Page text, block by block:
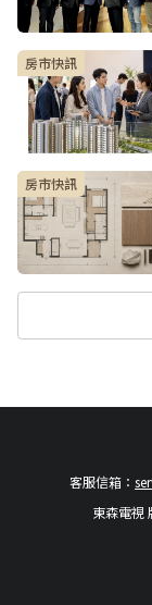
房市快訊
房市快訊
客服信箱：
東森電視